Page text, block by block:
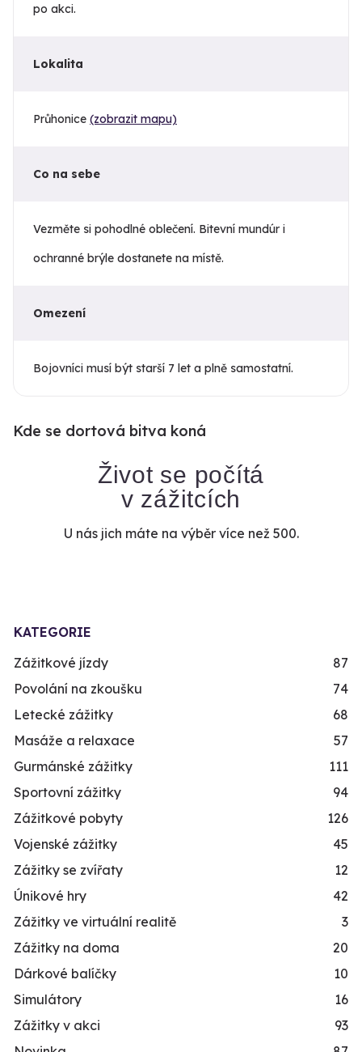
po akci.
Lokalita
Průhonice (zobrazit mapu)
Co na sebe
Vezměte si pohodlné oblečení. Bitevní mundúr i
ochranné brýle dostanete na místě.
Omezení
Bojovníci musí být starší 7 let a plně samostatní.
Kde se dortová bitva koná
Život se počítá
v zážitcích
U nás jich máte na výběr více než 500.
KATEGORIE
Zážitkové jízdy
87
Povolání na zkoušku
74
Letecké zážitky
68
Masáže a relaxace
57
Gurmánské zážitky
111
Sportovní zážitky
94
Zážitkové pobyty
126
Vojenské zážitky
45
Zážitky se zvířaty
12
Únikové hry
42
Zážitky ve virtuální realitě
3
Zážitky na doma
20
Dárkové balíčky
10
Simulátory
16
Zážitky v akci
93